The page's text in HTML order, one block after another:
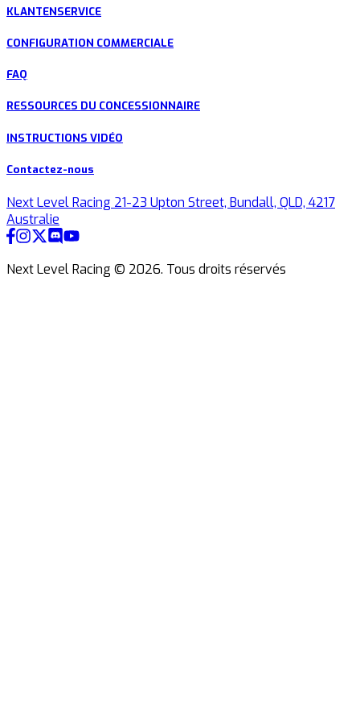
KLANTENSERVICE
CONFIGURATION COMMERCIALE
FAQ
RESSOURCES DU CONCESSIONNAIRE
INSTRUCTIONS VIDÉO
Contactez-nous
Next Level Racing 21-23 Upton Street, Bundall, QLD, 4217
Australie
Next Level Racing © 2026. Tous droits réservés